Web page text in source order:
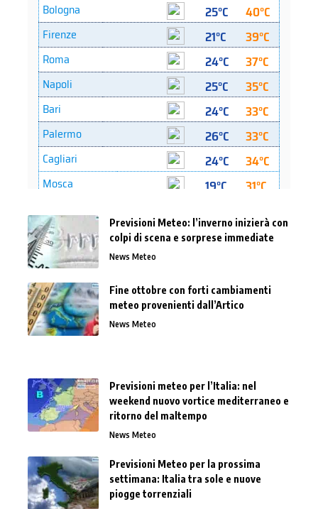
Previsioni Meteo: l’inverno inizierà con
colpi di scena e sorprese immediate
News Meteo
Fine ottobre con forti cambiamenti
meteo provenienti dall’Artico
News Meteo
Previsioni meteo per l’Italia: nel
weekend nuovo vortice mediterraneo e
ritorno del maltempo
News Meteo
Previsioni Meteo per la prossima
settimana: Italia tra sole e nuove
piogge torrenziali